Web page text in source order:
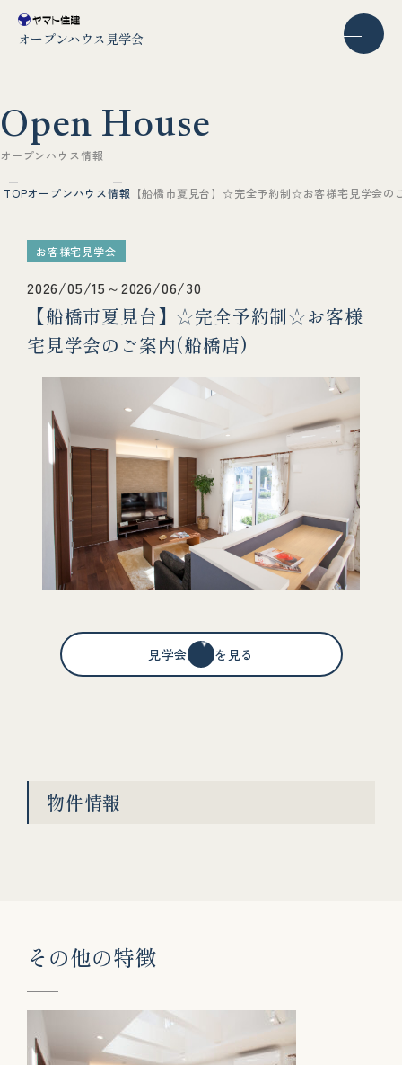
オープンハウス見学会
Open House
オー プンハ ウ ス情報
TOPオープンハウス情報 【船橋市夏見台】☆完全予約制☆お客様宅見学会の
お客様宅見学会
2026/05/15～2026/06/30
【船橋市夏見台】☆完全予約制☆お客様
宅見学会のご案内(船橋店)
見学会情報を見る
物件情報
その他の特徴